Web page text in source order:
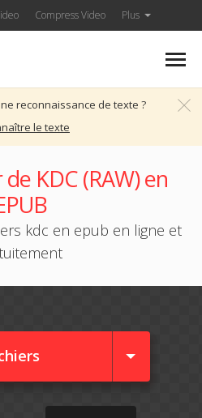
Compress Video Plus
reconnaissance de texte ?
le texte
KDC (RAW) en
kdc en epub en ligne et